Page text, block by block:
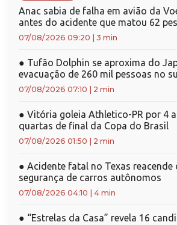
Anac sabia de falha em avião da
antes do acidente que matou 62
07/08/2026 09:20 3 min
● Tufão Dolphin se aproxima do
evacuação de 260 mil pessoas no
07/08/2026 07:10 2 min
● Vitória goleia Athletico-PR por 4 a
quartas de final da Copa do Brasil
07/08/2026 01:50 2 min
● Acidente fatal no Texas reacende
segurança de carros autônomos
07/08/2026 04:10 4 min
● “Estrelas da Casa” revela 16